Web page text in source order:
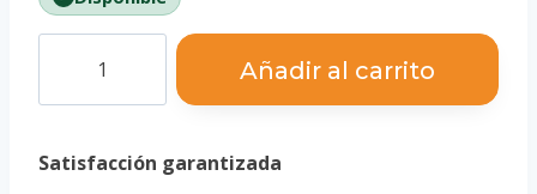
cantidad
Añadir al carrito
Satisfacción garantizada